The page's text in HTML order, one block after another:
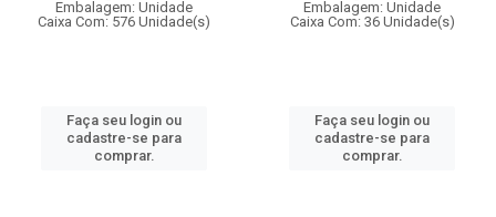
Embalagem: Unidade
Caixa Com: 576 Unidade(s)
Faça seu login ou
cadastre-se para
comprar.
Embalagem: Unidade
Caixa Com: 36 Unidade(s)
Faça seu login ou
cadastre-se para
comprar.